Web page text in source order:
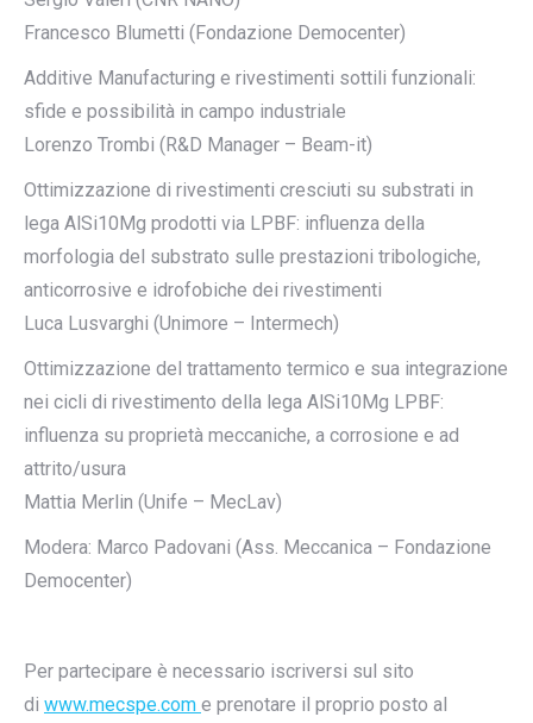
Francesco Blumetti (Fondazione Democenter)
Additive Manufacturing e rivestimenti sottili funzionali:
sfide e possibilità in campo industriale
Lorenzo Trombi (R&D Manager – Beam-it)
Ottimizzazione di rivestimenti cresciuti su substrati in
lega AlSi10Mg prodotti via LPBF: influenza della
morfologia del substrato sulle prestazioni tribologiche,
anticorrosive e idrofobiche dei rivestimenti
Luca Lusvarghi (Unimore – Intermech)
Ottimizzazione del trattamento termico e sua integrazione
nei cicli di rivestimento della lega AlSi10Mg LPBF:
influenza su proprietà meccaniche, a corrosione e ad
attrito/usura
Mattia Merlin (Unife – MecLav)
Modera: Marco Padovani (Ass. Meccanica – Fondazione
Democenter)
Per partecipare è necessario iscriversi sul sito
di www.mecspe.com e prenotare il proprio posto al